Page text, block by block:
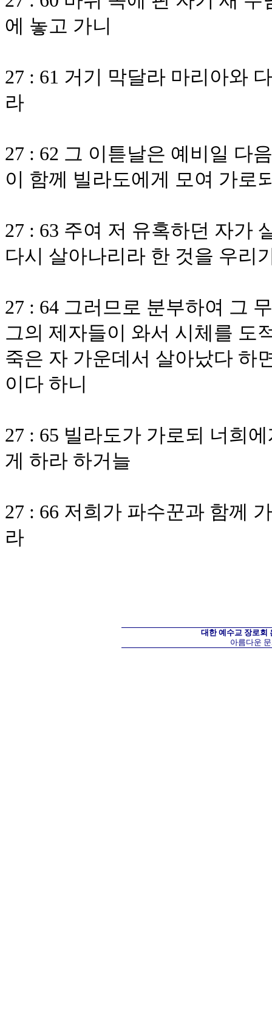
에 놓고 가니
27 : 61 거기 막달라 마리아와
라
27 : 62 그 이튿날은 예비일 다
이 함께 빌라도에게 모여 가로
27 : 63 주여 저 유혹하던 자가
다시 살아나리라 한 것을 우리
27 : 64 그러므로 분부하여 그
그의 제자들이 와서 시체를 도
죽은 자 가운데서 살아났다 하
이다 하니
27 : 65 빌라도가 가로되 너희
게 하라 하거늘
27 : 66 저희가 파수꾼과 함께
라
대한 예수교 장로회
아름다운